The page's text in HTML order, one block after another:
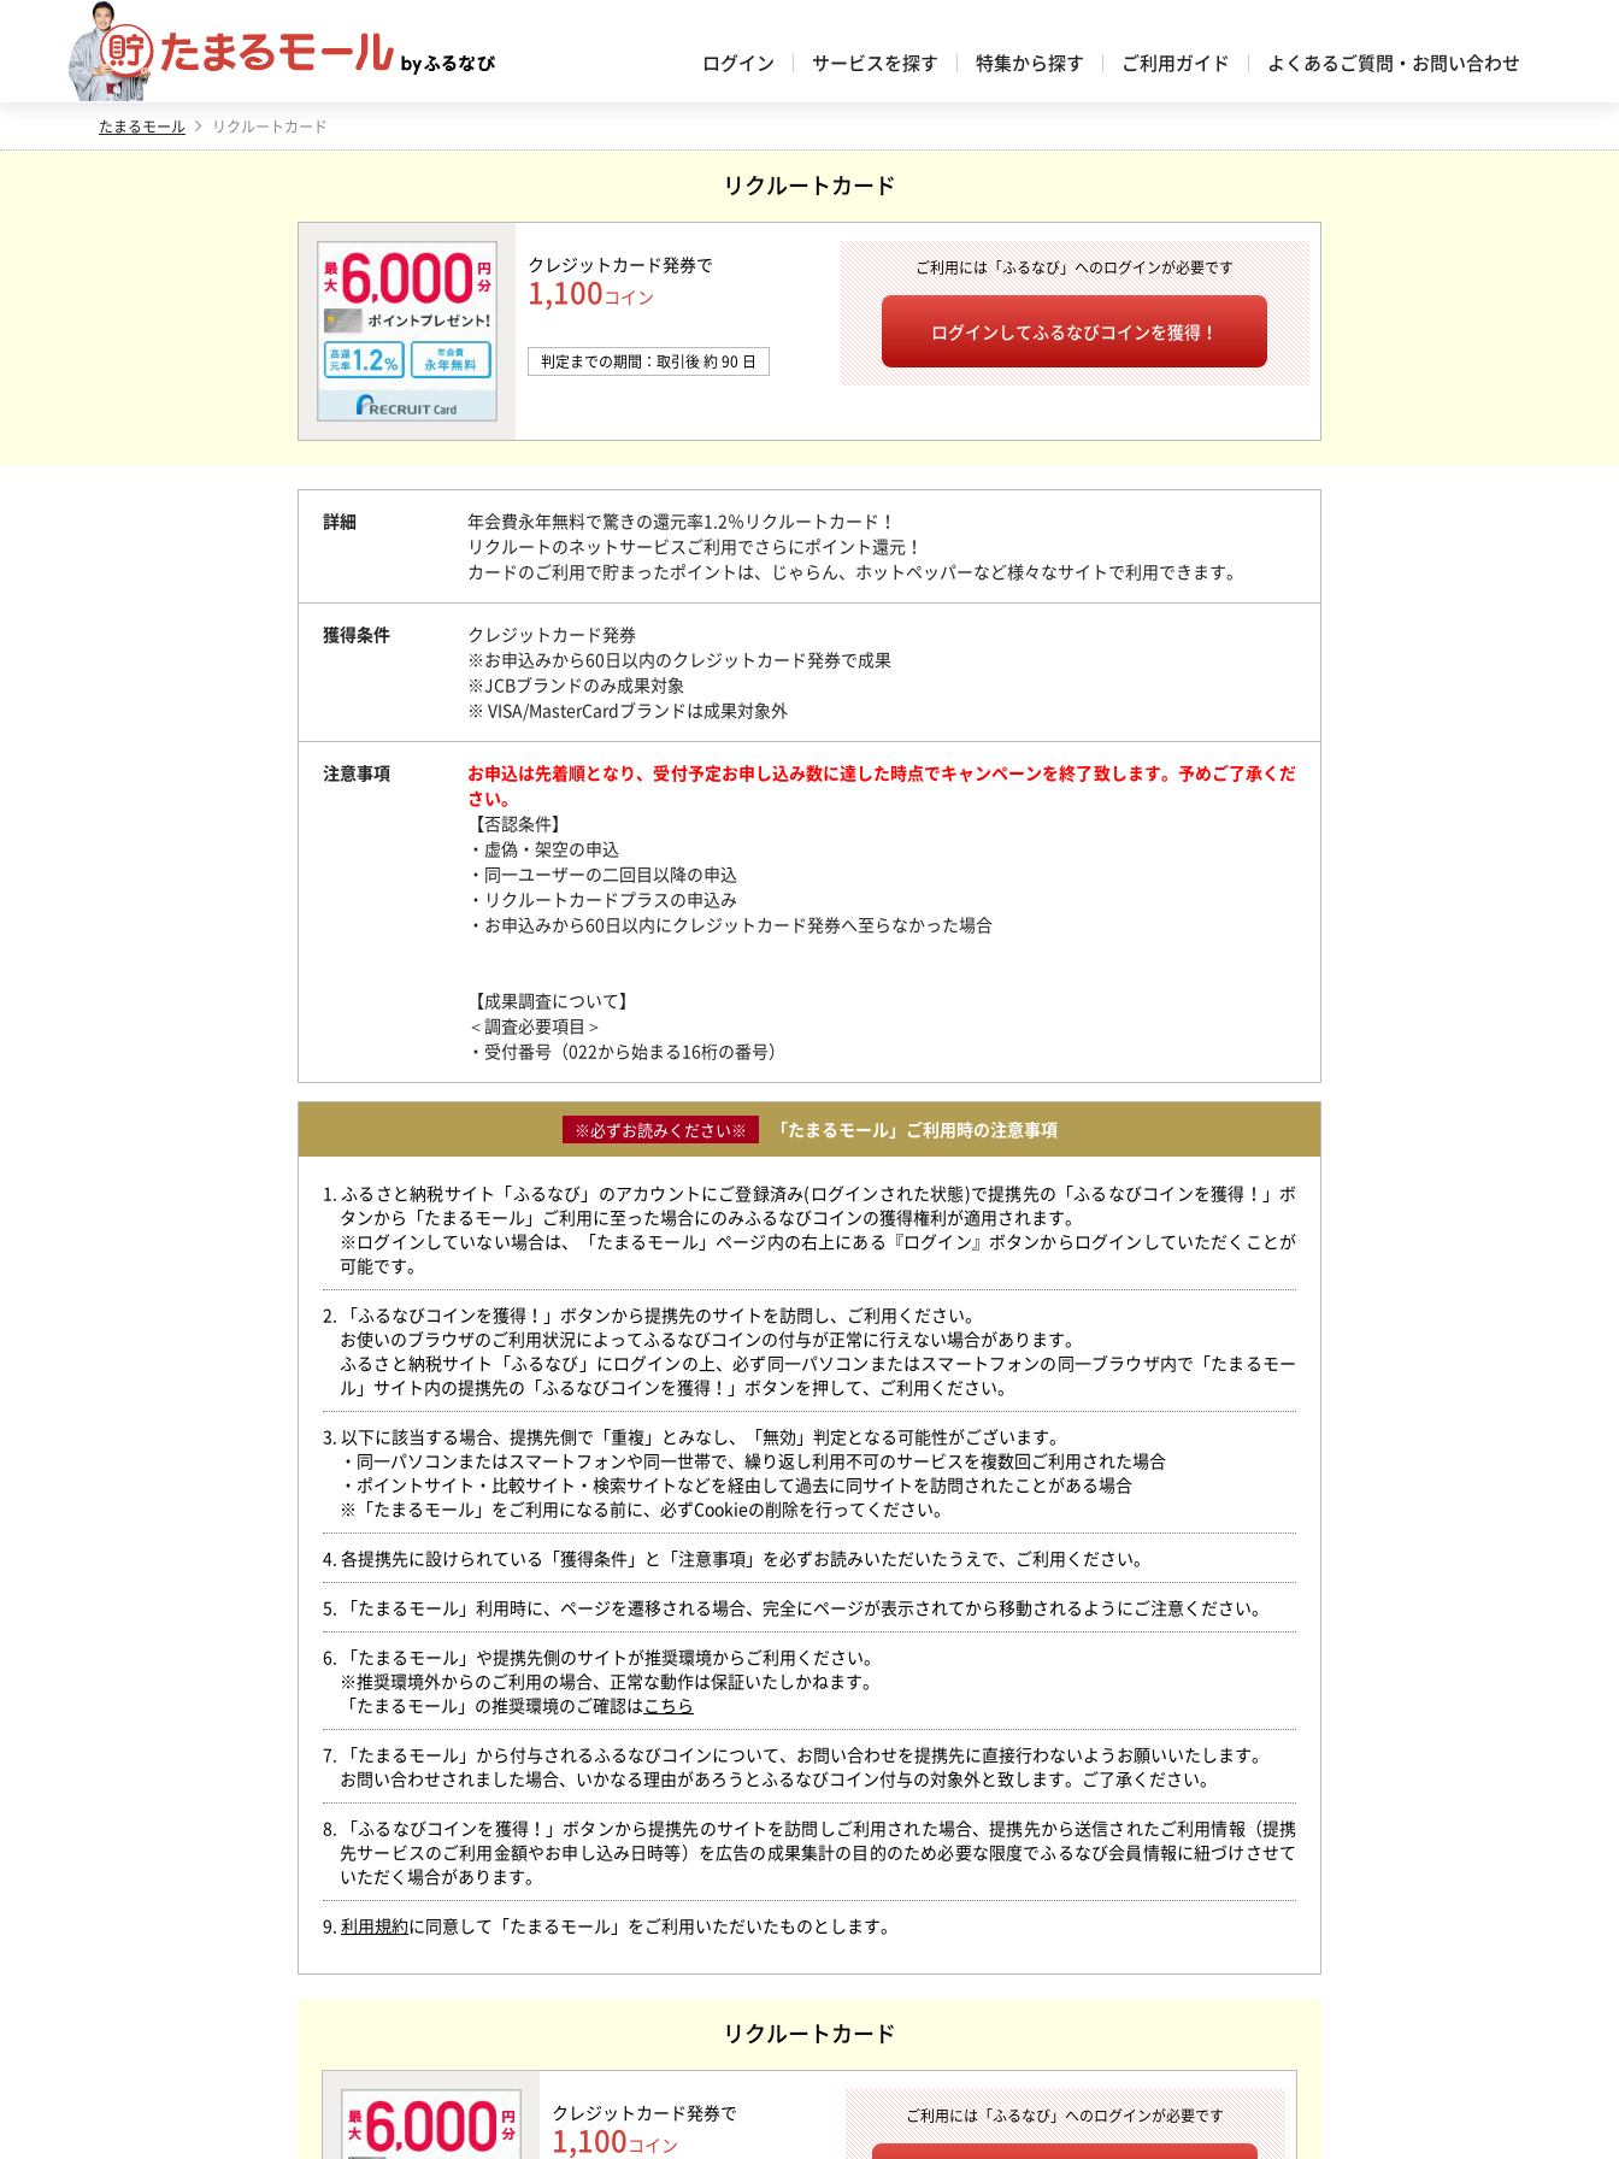
ログイン サービスを探す 特集から探す ご利用ガイド よくあるご質問・お問い合わせ
たまるモール リクルートカード
リクルートカード
クレジットカード発券で
1,100コイン
判定までの期間：取引後 約 90 日
ご利用には「ふるなび」へのログインが必要です
ログインしてふるなびコインを獲得！
詳細
年会費永年無料で驚きの還元率1.2％リクルートカード！
リクルートのネットサービスご利用でさらにポイント還元！
カードのご利用で貯まったポイントは、じゃらん、ホットペッパーなど様々なサイトで利用できます。
獲得条件
クレジットカード発券
※お申込みから60日以内のクレジットカード発券で成果
※JCBブランドのみ成果対象
※ VISA/MasterCardブランドは成果対象外
注意事項
お申込は先着順となり、受付予定お申し込み数に達した時点でキャンペーンを終了致します。予めご了承くだ
さい。
【否認条件】
・虚偽・架空の申込
・同一ユーザーの二回目以降の申込
・リクルートカードプラスの申込み
・お申込みから60日以内にクレジットカード発券へ至らなかった場合
【成果調査について】
＜調査必要項目＞
・受付番号（022から始まる16桁の番号）
※必ずお読みください※ 「たまるモール」ご利用時の注意事項
1. ふるさと納税サイト「ふるなび」のアカウントにご登録済み(ログインされた状態)で提携先の「ふるなびコインを獲得！」ボ
タンから「たまるモール」ご利用に至った場合にのみふるなびコインの獲得権利が適用されます。
※ログインしていない場合は、「たまるモール」ページ内の右上にある『ログイン』ボタンからログインしていただくことが
可能です。
2. 「ふるなびコインを獲得！」ボタンから提携先のサイトを訪問し、ご利用ください。
お使いのブラウザのご利用状況によってふるなびコインの付与が正常に行えない場合があります。
ふるさと納税サイト「ふるなび」にログインの上、必ず同一パソコンまたはスマートフォンの同一ブラウザ内で「たまるモー
ル」サイト内の提携先の「ふるなびコインを獲得！」ボタンを押して、ご利用ください。
3. 以下に該当する場合、提携先側で「重複」とみなし、「無効」判定となる可能性がございます。
・同一パソコンまたはスマートフォンや同一世帯で、繰り返し利用不可のサービスを複数回ご利用された場合
・ポイントサイト・比較サイト・検索サイトなどを経由して過去に同サイトを訪問されたことがある場合
※「たまるモール」をご利用になる前に、必ずCookieの削除を行ってください。
4. 各提携先に設けられている「獲得条件」と「注意事項」を必ずお読みいただいたうえで、ご利用ください。
5. 「たまるモール」利用時に、ページを遷移される場合、完全にページが表示されてから移動されるようにご注意ください。
6. 「たまるモール」や提携先側のサイトが推奨環境からご利用ください。
※推奨環境外からのご利用の場合、正常な動作は保証いたしかねます。
「たまるモール」の推奨環境のご確認はこちら
7. 「たまるモール」から付与されるふるなびコインについて、お問い合わせを提携先に直接行わないようお願いいたします。
お問い合わせされました場合、いかなる理由があろうとふるなびコイン付与の対象外と致します。ご了承ください。
8. 「ふるなびコインを獲得！」ボタンから提携先のサイトを訪問しご利用された場合、提携先から送信されたご利用情報（提携
先サービスのご利用金額やお申し込み日時等）を広告の成果集計の目的のため必要な限度でふるなび会員情報に紐づけさせて
いただく場合があります。
9. 利用規約に同意して「たまるモール」をご利用いただいたものとします。
リクルートカード
クレジットカード発券で
1,100コイン
ご利用には「ふるなび」へのログインが必要です